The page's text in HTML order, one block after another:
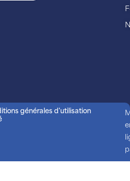
générales d'utilisation